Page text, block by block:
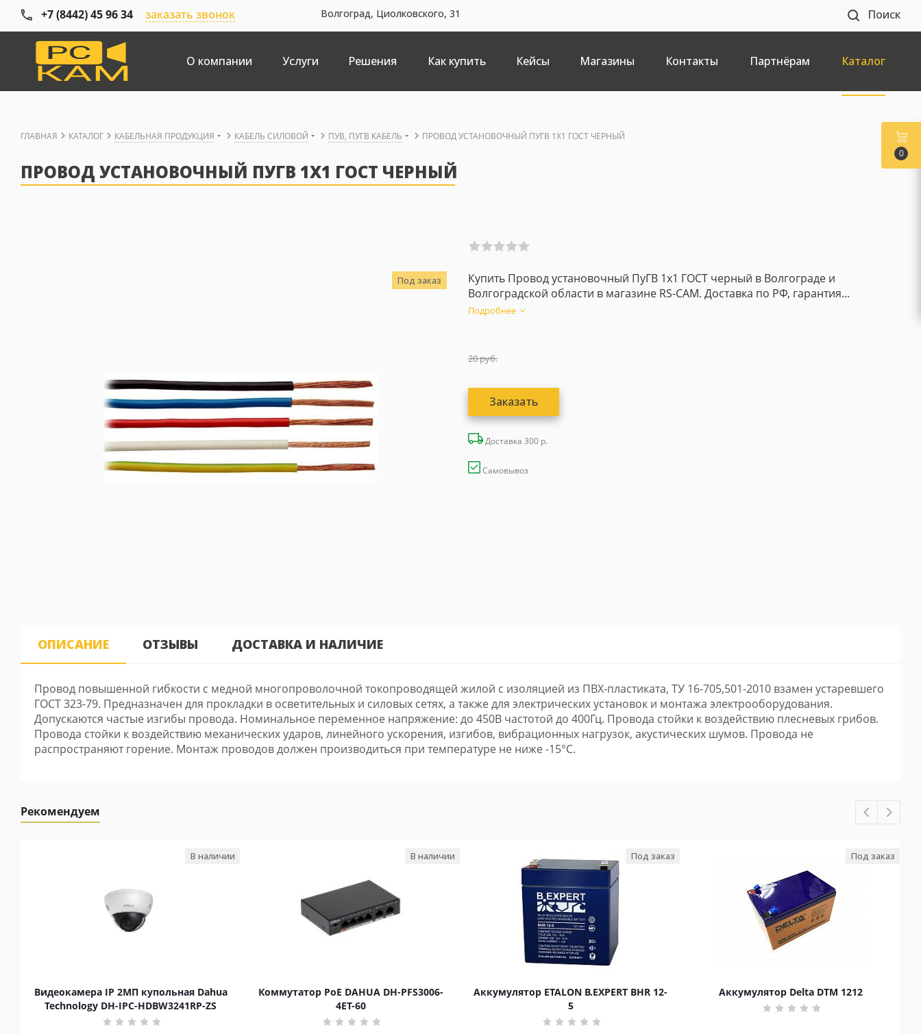
+7 (8442) 45 96 34 заказать звонок Волгоград, Циолковского, 31 Поиск
О компании Услуги Решения Как купить Кейсы Магазины Контакты Партнёрам Каталог
ГЛАВНАЯ КАТАЛОГ КАБЕЛЬНАЯ ПРОДУКЦИЯ КАБЕЛЬ СИЛОВОЙ ПУВ, ПУГВ КАБЕЛЬ ПРОВОД УСТАНОВОЧНЫЙ ПУГВ 1X1 ГОСТ ЧЕРНЫЙ
ПРОВОД УСТАНОВОЧНЫЙ ПУГВ 1X1 ГОСТ ЧЕРНЫЙ
Под заказ
Купить Провод установочный ПуГВ 1x1 ГОСТ черный в Волгограде и
Волгоградской области в магазине RS-CAM. Доставка по РФ, гарантия...
Подробнее
20руб.
Заказать
Доставка 300 р.
Самовывоз
ОПИСАНИЕ ОТЗЫВЫ ДОСТАВКА И НАЛИЧИЕ
Провод повышенной гибкости с медной многопроволочной токопроводящей жилой с изоляцией из ПВХ-пластиката, ТУ 16-705,501-2010 взамен устаревшего
ГОСТ 323-79. Предназначен для прокладки в осветительных и силовых сетях, а также для электрических установок и монтажа электрооборудования.
Допускаются частые изгибы провода. Номинальное переменное напряжение: до 450В частотой до 400Гц. Провода стойки к воздействию плесневых грибов.
Провода стойки к воздействию механических ударов, линейного ускорения, изгибов, вибрационных нагрузок, акустических шумов. Провода не
распространяют горение. Монтаж проводов должен производиться при температуре не ниже -15°С.
Рекомендуем
Видеокамера IP 2МП купольная Dahua
Technology DH-IPC-HDBW3241RP-ZS
В наличии
Коммутатор PoE DAHUA DH-PFS3006-
4ET-60
В наличии
Аккумулятор ETALON B.EXPERT BHR 12-
5
Под заказ
Аккумулятор Delta DTM 1212
Под заказ
0